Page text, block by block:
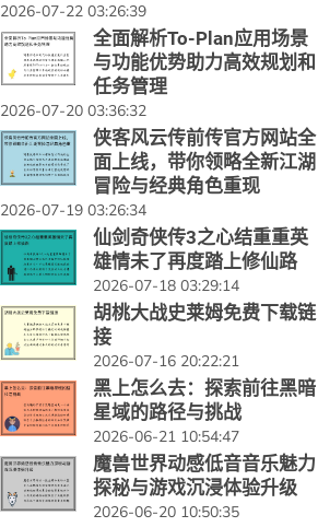
2026-07-22 03:26:39
全面解析To-Plan应用场景
与功能优势助力高效规划和
任务管理
2026-07-20 03:36:32
侠客风云传前传官方网站全
面上线，带你领略全新江湖
冒险与经典角色重现
2026-07-19 03:26:34
仙剑奇侠传3之心结重重英
雄情未了再度踏上修仙路
2026-07-18 03:29:14
胡桃大战史莱姆免费下载链
接
2026-07-16 20:22:21
黑上怎么去：探索前往黑暗
星域的路径与挑战
2026-06-21 10:54:47
魔兽世界动感低音音乐魅力
探秘与游戏沉浸体验升级
2026-06-20 10:50:35